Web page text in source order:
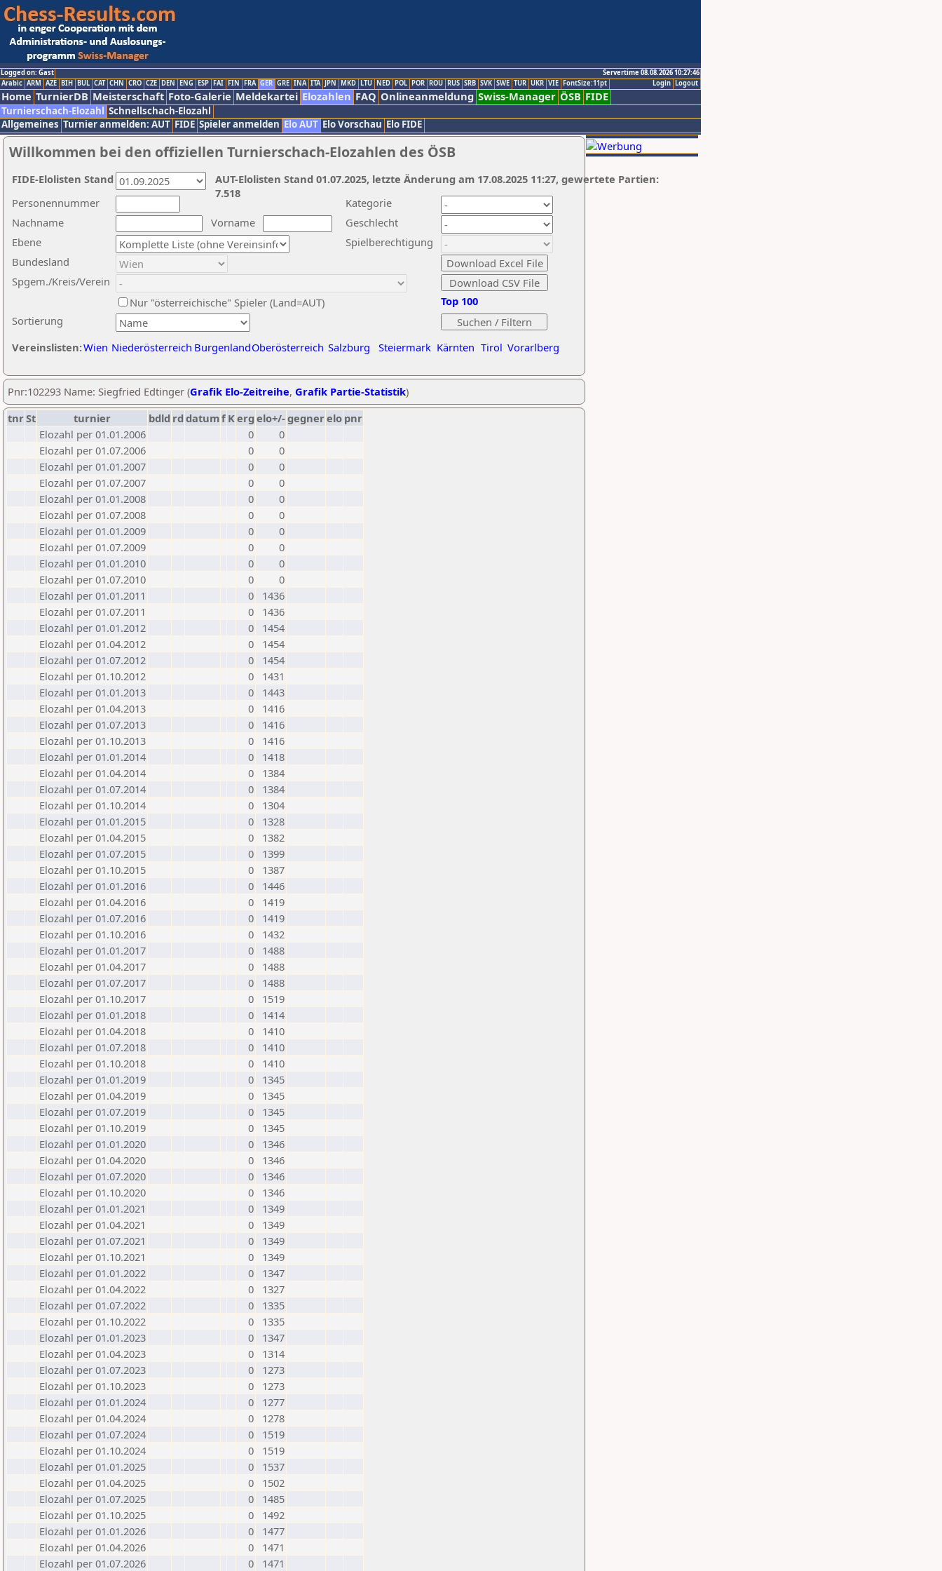
Logged on: Gast
Servertime 08.08.2026 10:27:46
Logout
Login
Arabic ARM AZE BIH BUL CAT CHN CRO CZE DEN ENG ESP FAI FIN FRA GER GRE INA ITA JPN MKD LTU NED POL POR ROU RUS SRB SVK SWE TUR UKR VIE FontSize:11pt
Home TurnierDB Meisterschaft Foto-Galerie Meldekartei Elozahlen FAQ Onlineanmeldung Swiss-Manager ÖSB FIDE
Turnierschach-Elozahl Schnellschach-Elozahl
Allgemeines Turnier anmelden: AUT FIDE Spieler anmelden Elo AUT Elo Vorschau Elo FIDE
Willkommen bei den offiziellen Turnierschach-Elozahlen des ÖSB
Nachname
Vorname
Ebene
Kategorie
Sortierung
Personennummer
Bundesland
Spgem./Kreis/Verein
Geschlecht
Nur "österreichische" Spieler (Land=AUT)
Spielberechtigung
Vereinslisten:Wien Niederösterreich BurgenlandOberösterreich Salzburg Steiermark Kärnten Tirol Vorarlberg
Top 100
AUT-Elolisten Stand 01.07.2025, letzte Änderung am 17.08.2025 11:27, gewertete Partien:
7.518
FIDE-Elolisten Stand
Pnr:102293 Name: Siegfried Edtinger (Grafik Elo-Zeitreihe, Grafik Partie-Statistik)
tnrSt turnier bdld rd datumf Kerg elo+/-gegnerelo pnr
Elozahl per 01.01.2006
0
0
Elozahl per 01.07.2006
0
0
Elozahl per 01.01.2007
0
0
Elozahl per 01.07.2007
0
0
Elozahl per 01.01.2008
0
0
Elozahl per 01.07.2008
0
0
Elozahl per 01.01.2009
0
0
Elozahl per 01.07.2009
0
0
Elozahl per 01.01.2010
0
0
Elozahl per 01.07.2010
0
0
Elozahl per 01.01.2011
0
1436
Elozahl per 01.07.2011
0
1436
Elozahl per 01.01.2012
0
1454
Elozahl per 01.04.2012
0
1454
Elozahl per 01.07.2012
0
1454
Elozahl per 01.10.2012
0
1431
Elozahl per 01.01.2013
0
1443
Elozahl per 01.04.2013
0
1416
Elozahl per 01.07.2013
0
1416
Elozahl per 01.10.2013
0
1416
Elozahl per 01.01.2014
0
1418
Elozahl per 01.04.2014
0
1384
Elozahl per 01.07.2014
0
1384
Elozahl per 01.10.2014
0
1304
Elozahl per 01.01.2015
0
1328
Elozahl per 01.04.2015
0
1382
Elozahl per 01.07.2015
0
1399
Elozahl per 01.10.2015
0
1387
Elozahl per 01.01.2016
0
1446
Elozahl per 01.04.2016
0
1419
Elozahl per 01.07.2016
0
1419
Elozahl per 01.10.2016
0
1432
Elozahl per 01.01.2017
0
1488
Elozahl per 01.04.2017
0
1488
Elozahl per 01.07.2017
0
1488
Elozahl per 01.10.2017
0
1519
Elozahl per 01.01.2018
0
1414
Elozahl per 01.04.2018
0
1410
Elozahl per 01.07.2018
0
1410
Elozahl per 01.10.2018
0
1410
Elozahl per 01.01.2019
0
1345
Elozahl per 01.04.2019
0
1345
Elozahl per 01.07.2019
0
1345
Elozahl per 01.10.2019
0
1345
Elozahl per 01.01.2020
0
1346
Elozahl per 01.04.2020
0
1346
Elozahl per 01.07.2020
0
1346
Elozahl per 01.10.2020
0
1346
Elozahl per 01.01.2021
0
1349
Elozahl per 01.04.2021
0
1349
Elozahl per 01.07.2021
0
1349
Elozahl per 01.10.2021
0
1349
Elozahl per 01.01.2022
0
1347
Elozahl per 01.04.2022
0
1327
Elozahl per 01.07.2022
0
1335
Elozahl per 01.10.2022
0
1335
Elozahl per 01.01.2023
0
1347
Elozahl per 01.04.2023
0
1314
Elozahl per 01.07.2023
0
1273
Elozahl per 01.10.2023
0
1273
Elozahl per 01.01.2024
0
1277
Elozahl per 01.04.2024
0
1278
Elozahl per 01.07.2024
0
1519
Elozahl per 01.10.2024
0
1519
Elozahl per 01.01.2025
0
1537
Elozahl per 01.04.2025
0
1502
Elozahl per 01.07.2025
0
1485
Elozahl per 01.10.2025
0
1492
Elozahl per 01.01.2026
0
1477
Elozahl per 01.04.2026
0
1471
Elozahl per 01.07.2026
0 1471